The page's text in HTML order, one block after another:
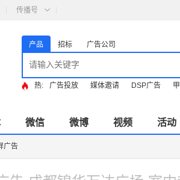
传播号
产品 招标 广告公司
热: 广告投放 媒体邀请 DSP广告
微信 微博 视频 活动
广告